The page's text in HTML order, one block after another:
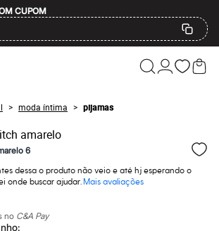
CUPOM
> moda íntima > pijamas
6
dessa o produto não veio e até hj esperando o
onde buscar ajudar.Mais avaliações
no C&A Pay
: